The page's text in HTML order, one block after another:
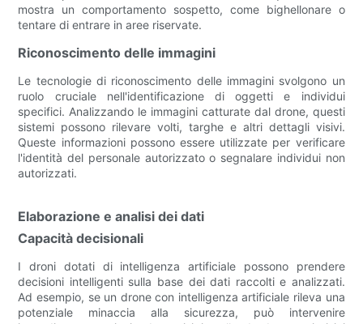
mostra un comportamento sospetto, come bighellonare o
tentare di entrare in aree riservate.
Riconoscimento delle immagini
Le tecnologie di riconoscimento delle immagini svolgono un
ruolo cruciale nell'identificazione di oggetti e individui
specifici. Analizzando le immagini catturate dal drone, questi
sistemi possono rilevare volti, targhe e altri dettagli visivi.
Queste informazioni possono essere utilizzate per verificare
l'identità del personale autorizzato o segnalare individui non
autorizzati.
Elaborazione e analisi dei dati
Capacità decisionali
I droni dotati di intelligenza artificiale possono prendere
decisioni intelligenti sulla base dei dati raccolti e analizzati.
Ad esempio, se un drone con intelligenza artificiale rileva una
potenziale minaccia alla sicurezza, può intervenire